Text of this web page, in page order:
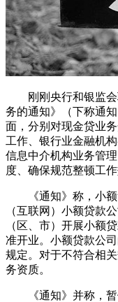
刚刚央行和银监会
务的通知》（下称通
面，分别对现金贷业
工作、银行业金融机
信息中介机构业务管
度、确保规范整顿工
《通知》称，小额
（互联网）小额贷款
（区、市）开展小额
准开业。小额贷款公
规定。对于不符合相
务资质。
《通知》并称，暂